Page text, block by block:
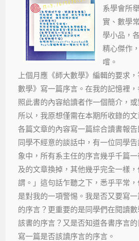
系學會所
實、數學
學小品，
精心傑作
嚐。
上個月應《師大數學》編輯的要求
數學》寫一篇序言。在我的記憶裡
照此書的內容給讀者作一個簡介，或
所以，我原想僅需在本期所收錄的
各篇文章的內容寫一篇綜合讀書報
同學不經意的談話中，有一位同學
象中，所有系主任的序言幾乎千篇
及的文章換掉，其他幾乎完全一樣
謂。」這句話乍聽之下，悉乎平常
是對我的一項警惕。我是否又要寫
的序言？更重要的是同學們在閱讀
該書的序言？又是否知道各書序言
寫一篇是否該讀序言的序言。